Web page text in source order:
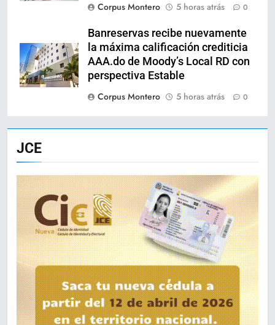
JCE
Corpus Montero
5 horas atrás 0
Banreservas recibe nuevamente
la máxima calificación crediticia
AAA.do de Moody’s Local RD con
perspectiva Estable
Corpus Montero
5 horas atrás 0